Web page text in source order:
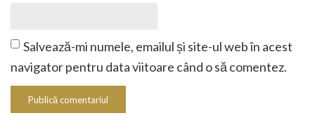
Salvează-mi numele, emailul și site-ul web în acest
navigator pentru data viitoare când o să comentez.